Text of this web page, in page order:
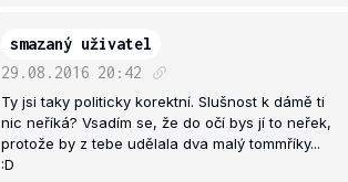
smazaný uživatel
29.08.2016 20:42
Ty jsi taky politicky korektní. Slušnost k dámě ti
nic neříká? Vsadím se, že do očí bys jí to neřek,
protože by z tebe udělala dva malý tommříky...
:D